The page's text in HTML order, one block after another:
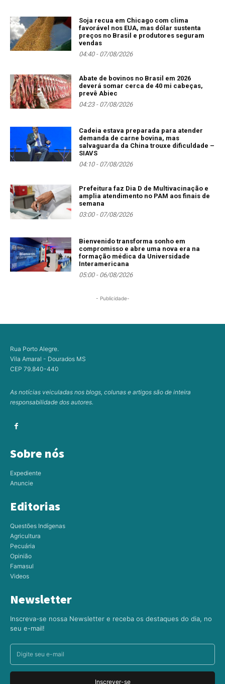
Soja recua em Chicago com clima
favorável nos EUA, mas dólar sustenta
preços no Brasil e produtores seguram
vendas
04:40 - 07/08/2026
Abate de bovinos no Brasil em 2026
deverá somar cerca de 40 mi cabeças,
prevê Abiec
04:23 - 07/08/2026
Cadeia estava preparada para atender
demanda de carne bovina, mas
salvaguarda da China trouxe dificuldade –
SIAVS
04:10 - 07/08/2026
Prefeitura faz Dia D de Multivacinação e
amplia atendimento no PAM aos finais de
semana
03:00 - 07/08/2026
Bienvenido transforma sonho em
compromisso e abre uma nova era na
formação médica da Universidade
Interamericana
05:00 - 06/08/2026
- Publicidade-
Rua Porto Alegre.
Vila Amaral - Dourados MS
CEP 79.840-440
As notícias veiculadas nos blogs, colunas e artigos são de inteira
responsabilidade dos autores.
Sobre nós
Expediente
Anuncie
Editorias
Questões Indígenas
Agricultura
Pecuária
Opinião
Famasul
Videos
Newsletter
Inscreva-se nossa Newsletter e receba os destaques do dia, no
seu e-mail!
Inscrever-se